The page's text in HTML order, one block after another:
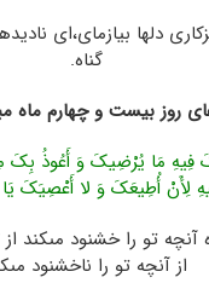
دلها بیازماى،اى
گناه.
روز بیست و چهارم ماه
فِیهِ مَا یُرْضِیکَ وَ أَعُوذُ
لِأَنْ أُطِیعَکَ وَ لا أَعْصِیَکَ
آنچه تو را خشنود مى‏کند
از آنچه تو را ناخشنود